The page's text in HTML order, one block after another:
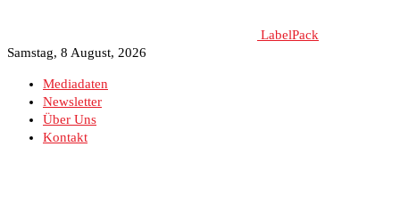
LabelPack
Samstag, 8 August, 2026
Mediadaten
Newsletter
Über Uns
Kontakt